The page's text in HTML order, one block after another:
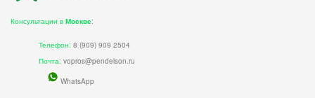
Консультации в Москве:
Телефон: 8 (909) 909 2504
Почта: vopros@pendelson.ru
WhatsApp